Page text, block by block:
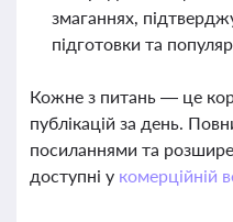
змаганнях,
підготовки та
Кожне з питань — це
публікацій за день.
посиланнями та
доступні у комерційній